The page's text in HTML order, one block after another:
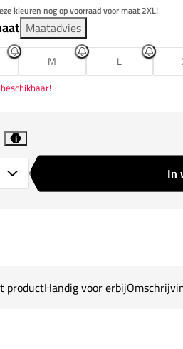
kleuren nog op voorraad voor maat 2XL!
Maatadvies
M L
i
In
productHandig voor erbij